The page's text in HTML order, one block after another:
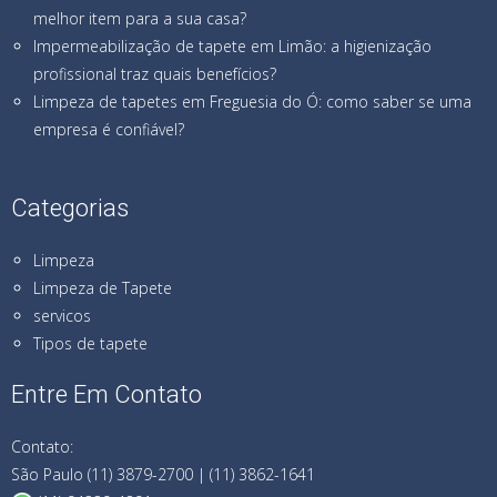
melhor item para a sua casa?
Impermeabilização de tapete em Limão: a higienização
profissional traz quais benefícios?
Limpeza de tapetes em Freguesia do Ó: como saber se uma
empresa é confiável?
Categorias
Limpeza
Limpeza de Tapete
servicos
Tipos de tapete
Entre Em Contato
Contato:
São Paulo (11) 3879-2700 | (11) 3862-1641